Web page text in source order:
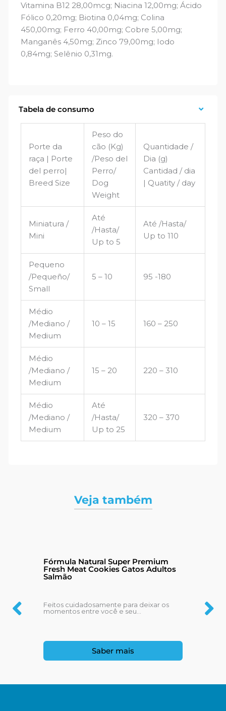
Vitamina B12 28,00mcg; Niacina 12,00mg; Ácido
Fólico 0,20mg; Biotina 0,04mg; Colina
450,00mg; Ferro 40,00mg; Cobre 5,00mg;
Manganês 4,50mg; Zinco 79,00mg; Iodo
0,84mg; Selênio 0,31mg.
Tabela de consumo
Porte da
raça | Porte
del perro|
Breed Size
Peso do
cão (Kg)
/Peso del
Perro/
Dog
Weight
Quantidade /
Dia (g)
Cantidad / dia
| Quatity / day
Miniatura /
Mini
Até
/Hasta/
Up to 5
Até /Hasta/
Up to 110
Pequeno
/Pequeño/
Small
5 – 10 95 -180
Médio
/Mediano /
Medium
10 – 15 160 – 250
Médio
/Mediano /
Medium
15 – 20 220 – 310
Médio
/Mediano /
Medium
Até
/Hasta/
Up to 25
320 – 370
Veja também
Fórmula Natural Super Premium
Fresh Meat Cookies Gatos Adultos
Salmão
Feitos cuidadosamente para deixar os
momentos entre você e seu...
Saber mais